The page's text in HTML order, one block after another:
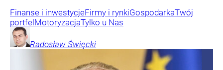
Finanse i inwestycjeFirmy i rynkiGospodarkaTwój
portfel MotoryzacjaTylko u Nas
Radosław Święcki